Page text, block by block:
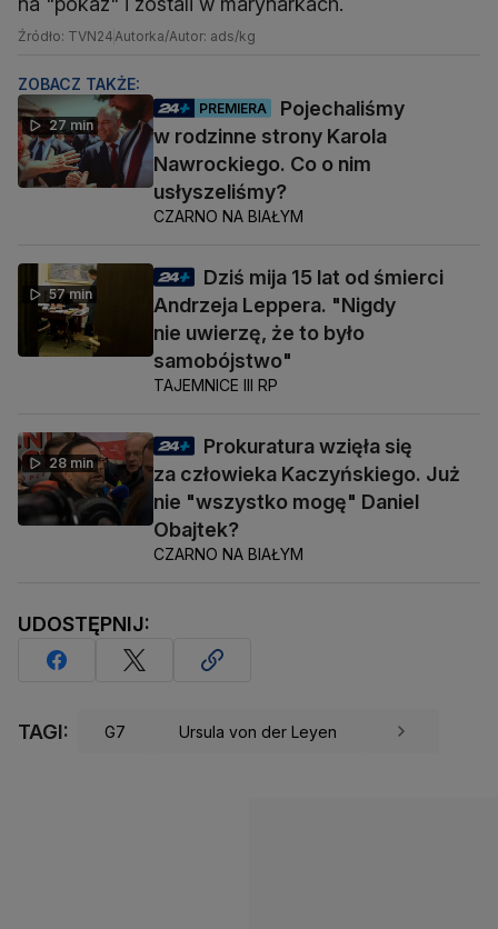
Źródło: TVN24Autorka/Autor: ads/kg
ZOBACZ TAKŻE:
27 min
PREMIERA
Pojechaliśmy
w rodzinne strony Karola
Nawrockiego. Co o nim
usłyszeliśmy?
CZARNO NA BIAŁYM
57 min
Dziś mija 15 lat od śmierci
Andrzeja Leppera. "Nigdy
nie uwierzę, że to było
samobójstwo"
TAJEMNICE III RP
28 min
Prokuratura wzięła się
za człowieka Kaczyńskiego. Już
nie "wszystko mogę" Daniel
Obajtek?
CZARNO NA BIAŁYM
UDOSTĘPNIJ:
TAGI: G7 Ursula von der Leyen